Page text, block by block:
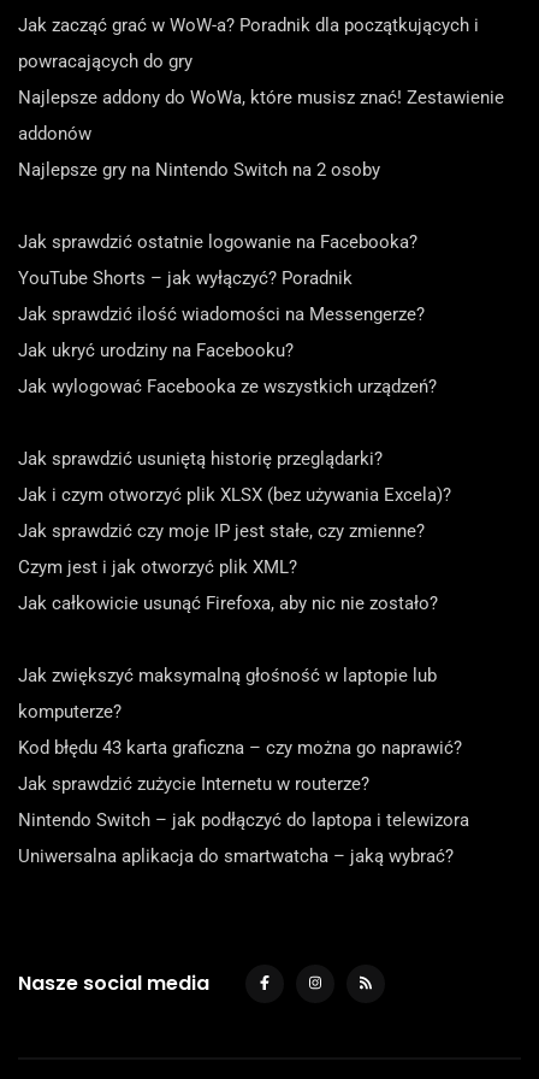
Jak zacząć grać w WoW-a? Poradnik dla początkujących i
powracających do gry
Najlepsze addony do WoWa, które musisz znać! Zestawienie
addonów
Najlepsze gry na Nintendo Switch na 2 osoby
Jak sprawdzić ostatnie logowanie na Facebooka?
YouTube Shorts – jak wyłączyć? Poradnik
Jak sprawdzić ilość wiadomości na Messengerze?
Jak ukryć urodziny na Facebooku?
Jak wylogować Facebooka ze wszystkich urządzeń?
Jak sprawdzić usuniętą historię przeglądarki?
Jak i czym otworzyć plik XLSX (bez używania Excela)?
Jak sprawdzić czy moje IP jest stałe, czy zmienne?
Czym jest i jak otworzyć plik XML?
Jak całkowicie usunąć Firefoxa, aby nic nie zostało?
Jak zwiększyć maksymalną głośność w laptopie lub
komputerze?
Kod błędu 43 karta graficzna – czy można go naprawić?
Jak sprawdzić zużycie Internetu w routerze?
Nintendo Switch – jak podłączyć do laptopa i telewizora
Uniwersalna aplikacja do smartwatcha – jaką wybrać?
Nasze social media